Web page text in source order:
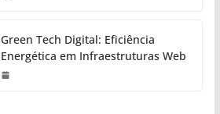
Green Tech Digital: Eficiência
Energética em Infraestruturas Web